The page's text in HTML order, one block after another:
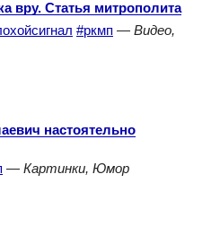
вру. Статья митрополита
#ркмп — Видео,
настоятельно
— Картинки, Юмор